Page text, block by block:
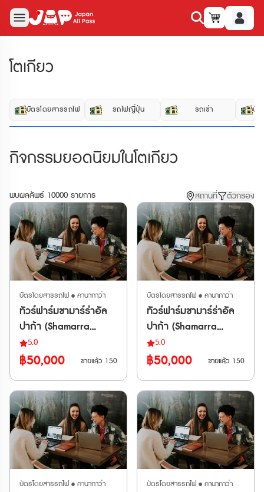
โตเกียว
บัตรโดยสารรถไฟ รถไฟญี่ปุ่น รถเช่า บัต
กิจกรรมยอดนิยมในโตเกียว
พบผลลัพธ์ 10000 รายการ สถานที่ ตัวกรอง
บัตรโดยสารรถไฟ • คานากาว่า
ทัวร์ฟาร์มชามาร์ร่าอัล
ปาก้า (Shamarra
Alpaca Farm) ที่เมือง
อาคาโรอา
5.0
฿50,000 ขายแล้ว 150
บัตรโดยสารรถไฟ • คานากาว่า
ทัวร์ฟาร์มชามาร์ร่าอัล
ปาก้า (Shamarra
Alpaca Farm) ที่เมือง
อาคาโรอา
5.0
฿50,000 ขายแล้ว 150
บัตรโดยสารรถไฟ • คานากาว่า บัตรโดยสารรถไฟ • คานากาว่า